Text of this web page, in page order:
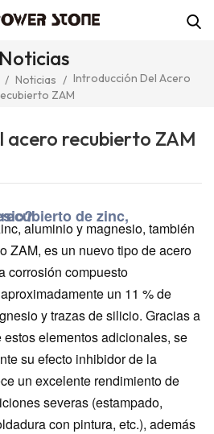
Noticias
/ Noticias / Introducción Del Acero
ZAM
acero recubierto ZAM
magnesio?
aluminio y magnesio, también
ZAM, es un nuevo tipo de acero
corrosión compuesto
un 11 % de
y trazas de silicio. Gracias a
elementos adicionales, se
su efecto inhibidor de la
un excelente rendimiento de
severas (estampado,
con pintura, etc.), además